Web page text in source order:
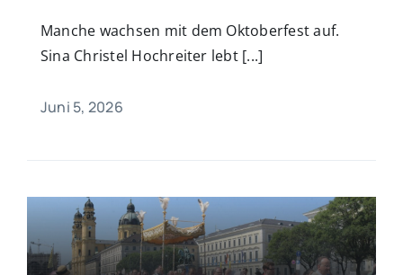
Manche wachsen mit dem Oktoberfest auf.
Sina Christel Hochreiter lebt [...]
Juni 5, 2026